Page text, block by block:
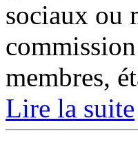
sociaux ou
membres,
Lire la suite